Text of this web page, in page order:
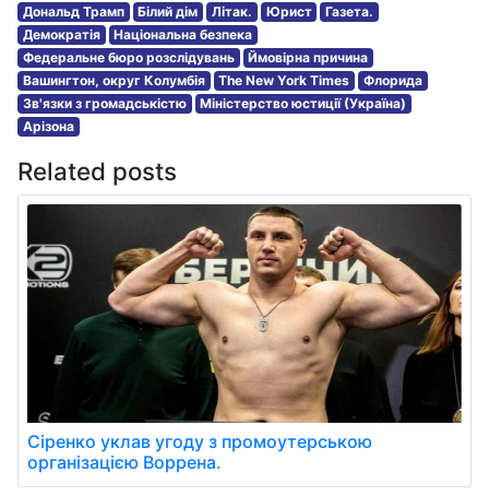
Дональд Трамп Білий дім Літак. Юрист
Газета.
Демократія
Національна безпека
Федеральне бюро розслідувань
Ймовірна причина
Вашингтон, округ Колумбія
The New York Times
Флорида
Зв'язки з громадськістю
Міністерство юстиції (Україна)
Арізона
Related posts
Сіренко уклав угоду з промоутерською
організацією Воррена.